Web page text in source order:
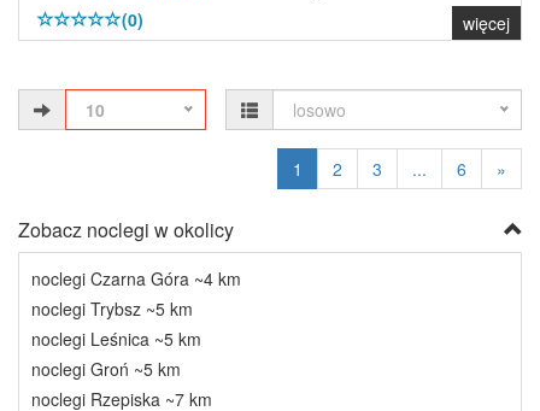
(0)
więcej
10 losowo
1 2 3 ... 6 »
Zobacz noclegi w okolicy
noclegi Czarna Góra ~4 km
noclegi Trybsz ~5 km
noclegi Leśnica ~5 km
noclegi Groń ~5 km
noclegi Rzepiska ~7 km